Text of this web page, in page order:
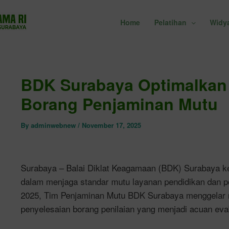
Home Pelatihan
BDK Surabaya
Borang Penjaminan Mutu
By adminwebnew / November 17, 2025
Surabaya – Balai Diklat Keagamaan (BDK) Surabaya
dalam menjaga standar mutu layanan pendidikan dan
2025, Tim Penjaminan Mutu BDK Surabaya
penyelesaian borang penilaian yang menjadi acuan